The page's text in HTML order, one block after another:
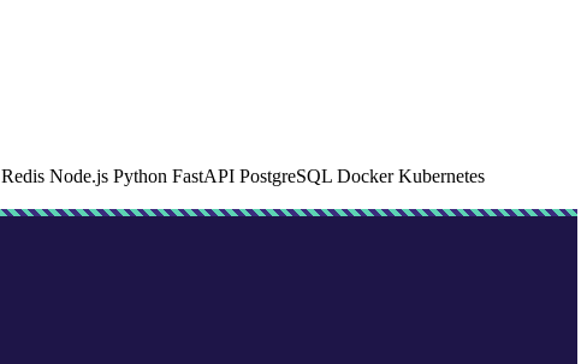
Redis Node.js Python FastAPI PostgreSQL DockerKubernetes